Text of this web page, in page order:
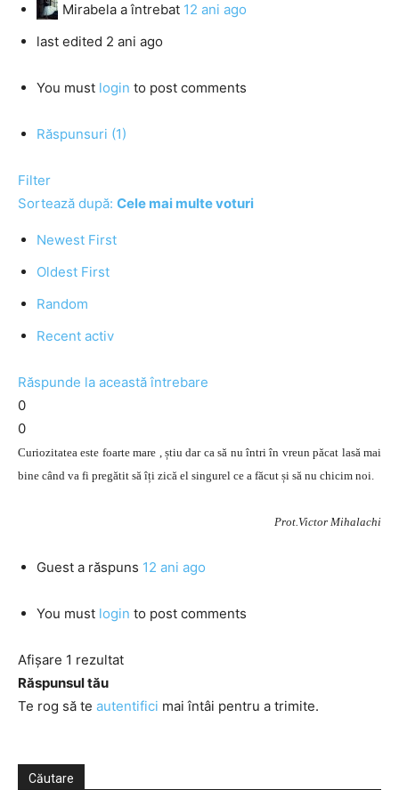
Mirabela a întrebat 12 ani ago
last edited 2 ani ago
You must login to post comments
Răspunsuri (1)
Filter
Sortează după: Cele mai multe voturi
Newest First
Oldest First
Random
Recent activ
Răspunde la această întrebare
0
0
Curiozitatea este foarte mare , știu dar ca să nu întri în vreun păcat lasă mai
bine când va fi pregătit să îți zică el singurel ce a făcut și să nu chicim noi.
Prot.Victor Mihalachi
Guest a răspuns 12 ani ago
You must login to post comments
Afișare 1 rezultat
Răspunsul tău
Te rog să te autentifici mai întâi pentru a trimite.
Căutare